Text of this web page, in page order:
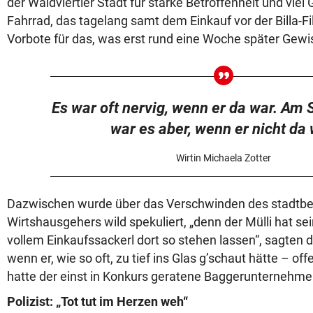
Fahrrad, das tagelang samt dem Einkauf vor der Billa-
Vorbote für das, was erst rund eine Woche später
Es war oft nervig, wenn er da war. Am
war es aber, wenn er nicht da
Wirtin Michaela Zotter
Dazwischen wurde über das Verschwinden des
Wirtshausgehers wild spekuliert, „denn der Mülli hat
vollem Einkaufssackerl dort so stehen lassen“, sagten
wenn er, wie so oft, zu tief ins Glas g’schaut hätte –
hatte der einst in Konkurs geratene
Polizist: „Tot tut im Herzen weh“